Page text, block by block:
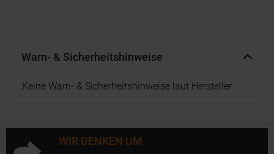
Warn- & Sicherheitshinweise
Keine Warn- & Sicherheitshinweise laut Hersteller.
WIR DENKEN UM